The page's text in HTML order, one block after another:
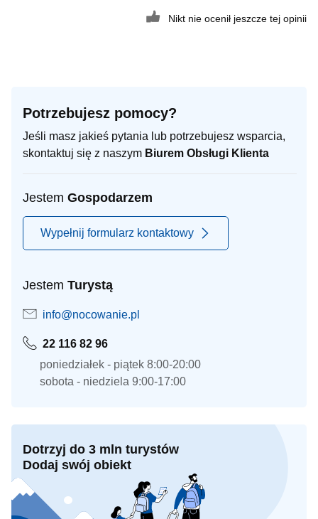
Nikt nie ocenił jeszcze tej opinii
Potrzebujesz pomocy?
Jeśli masz jakieś pytania lub potrzebujesz wsparcia,
skontaktuj się z naszym Biurem Obsługi Klienta
Jestem Gospodarzem
Wypełnij formularz kontaktowy
Jestem Turystą
info@nocowanie.pl
22 116 82 96
poniedziałek - piątek 8:00-20:00
sobota - niedziela 9:00-17:00
Dotrzyj do 3 mln turystów
Dodaj swój obiekt